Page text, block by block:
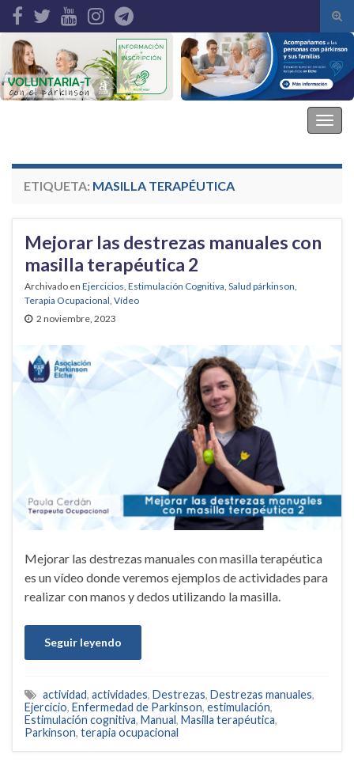
de
Search for:
ETIQUETA: MASILLA TERAPÉUTICA
Mejorar las destrezas manuales con
masilla terapéutica 2
Archivado en Ejercicios, Estimulación Cognitiva, Salud párkinson,
Terapia Ocupacional, Vídeo
2 noviembre, 2023
Mejorar las destrezas manuales con masilla terapéutica
es un vídeo donde veremos ejemplos de actividades para
realizar con manos y dedos utilizando la masilla.
Seguir leyendo
actividad, actividades, Destrezas, Destrezas manuales,
Ejercicio, Enfermedad de Parkinson, estimulación,
Estimulación cognitiva, Manual, Masilla terapéutica,
Parkinson, terapia ocupacional